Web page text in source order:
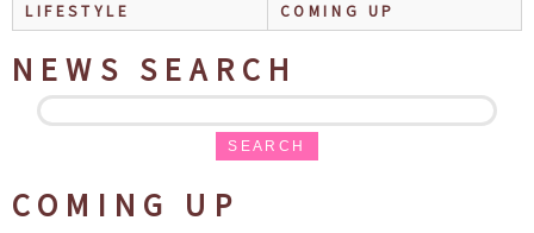
LIFESTYLE
COMING UP
NEWS SEARCH
SEARCH
COMING UP